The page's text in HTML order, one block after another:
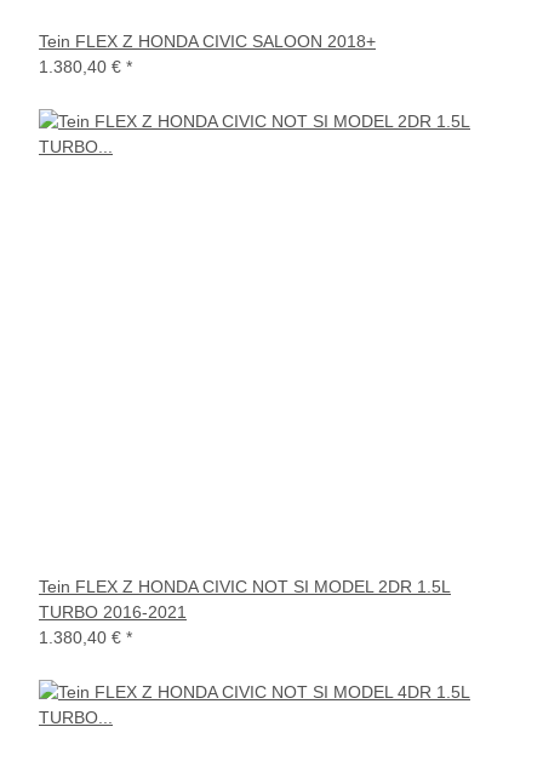
Tein FLEX Z HONDA CIVIC SALOON 2018+
1.380,40 € *
Tein FLEX Z HONDA CIVIC NOT SI MODEL 2DR 1.5L
TURBO 2016-2021
1.380,40 € *